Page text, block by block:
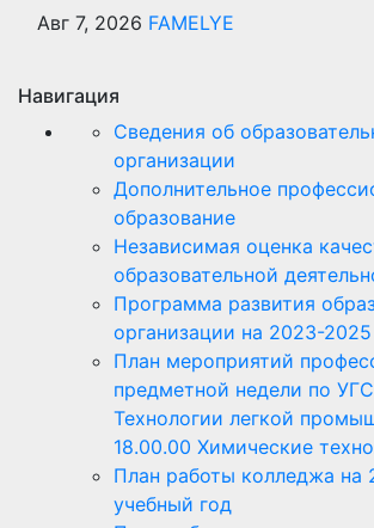
Авг 7, 2026 FAMELYE
Навигация
Сведения об
организации
Дополнительное
образование
Независимая оценка
образовательной
Программа развития
организации на 2023-
План мероприятий
предметной недели по
Технологии легкой
18.00.00 Химические
План работы колледжа на
учебный год